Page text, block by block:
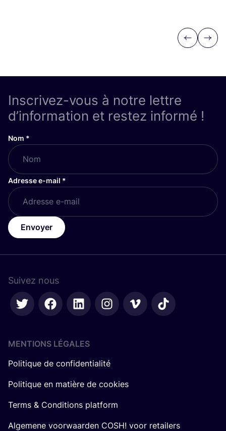
Previous
Next
Inscrivez-vous à notre lettre
d’information et restez informé !
Nom *
Adresse e-mail *
Envoyer
Suivez nous
MENTIONS LÉGALES
Politique de confidentialité
Politique en matière de cookies
Terms & Conditions platform
Algemene voorwaarden COSH! voor retailers